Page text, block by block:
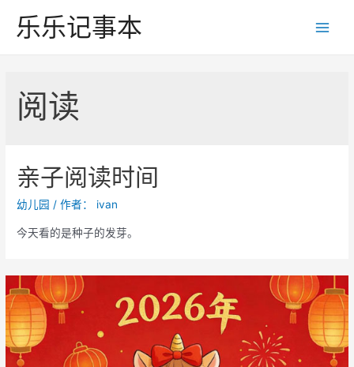
乐乐记事本
阅读
亲子阅读时间
幼儿园 / 作者： ivan
今天看的是种子的发芽。